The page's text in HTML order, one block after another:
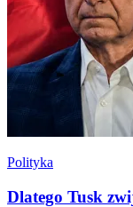
Polityka
Dlatego Tusk